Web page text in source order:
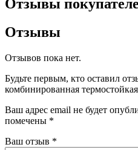
Отзывы
Отзывы
Отзывов пока нет.
Будьте первым, кто оставил
комбинированная
Ваш адрес email не будет
помечены *
Ваш отзыв *